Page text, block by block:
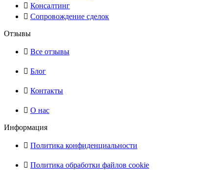
Консалтинг
Сопровождение сделок
Отзывы
Все отзывы
Блог
Контакты
О нас
Информация
Политика конфиденциальности
Политика обработки файлов cookie